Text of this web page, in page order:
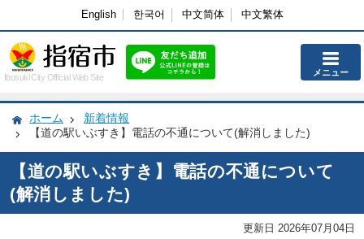
English 한국어 中文简体 中文繁体
Ibusuki City Official Web Site メニュー
ホーム
新着情報
【道の駅いぶすき】電話の不通について(解消しました)
【道の駅いぶすき】電話の不通について
(解消しました)
更新日 2026年07月04日